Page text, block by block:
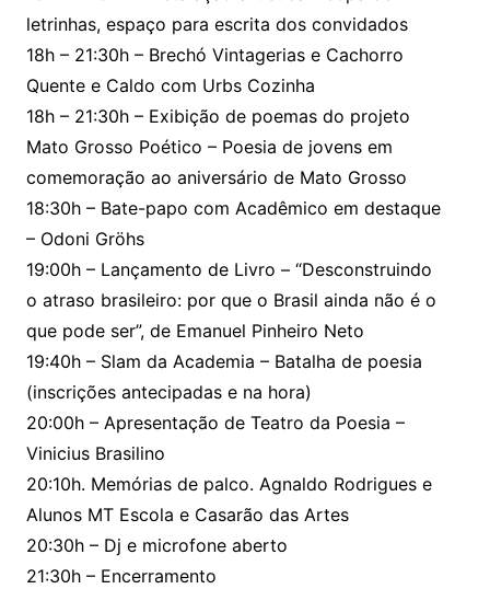
letrinhas, espaço para escrita dos convidados
18h – 21:30h – Brechó Vintagerias e Cachorro
Quente e Caldo com Urbs Cozinha
18h – 21:30h – Exibição de poemas do projeto
Mato Grosso Poético – Poesia de jovens em
comemoração ao aniversário de Mato Grosso
18:30h – Bate-papo com Acadêmico em destaque
– Odoni Gröhs
19:00h – Lançamento de Livro – “Desconstruindo
o atraso brasileiro: por que o Brasil ainda não é o
que pode ser”, de Emanuel Pinheiro Neto
19:40h – Slam da Academia – Batalha de poesia
(inscrições antecipadas e na hora)
20:00h – Apresentação de Teatro da Poesia –
Vinicius Brasilino
20:10h. Memórias de palco. Agnaldo Rodrigues e
Alunos MT Escola e Casarão das Artes
20:30h – Dj e microfone aberto
21:30h – Encerramento